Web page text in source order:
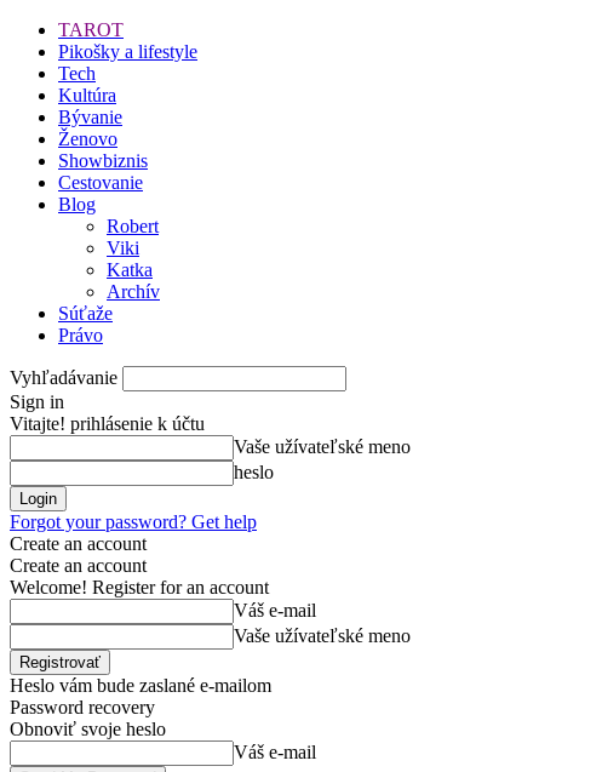
TAROT
Pikošky a lifestyle
Tech
Kultúra
Bývanie
Ženovo
Showbiznis
Cestovanie
Blog
Robert
Viki
Katka
Archív
Súťaže
Právo
Vyhľadávanie
Sign in
Vitajte! prihlásenie k účtu
Vaše užívateľské meno
heslo
Forgot your password? Get help
Create an account
Create an account
Welcome! Register for an account
Váš e-mail
Vaše užívateľské meno
Heslo vám bude zaslané e-mailom
Password recovery
Obnoviť svoje heslo
Váš e-mail